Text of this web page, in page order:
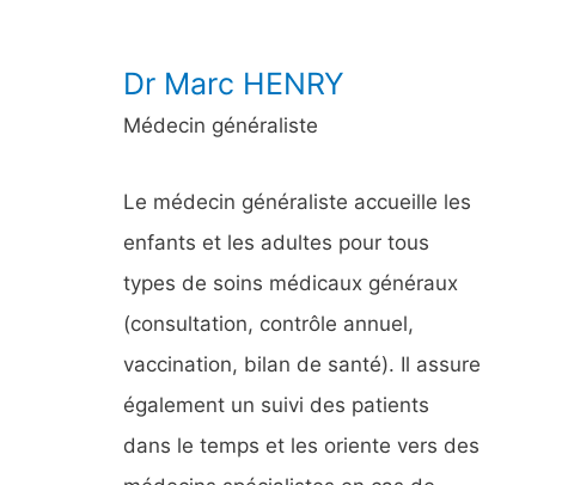
Dr Marc HENRY
Médecin généraliste
Le médecin généraliste accueille les
enfants et les adultes pour tous
types de soins médicaux généraux
(consultation, contrôle annuel,
vaccination, bilan de santé). Il assure
également un suivi des patients
dans le temps et les oriente vers des